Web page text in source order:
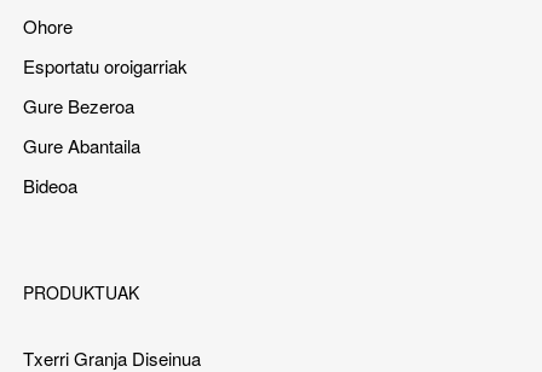
Ohore
Esportatu oroigarriak
Gure Bezeroa
Gure Abantaila
Bideoa
PRODUKTUAK
Txerri Granja Diseinua